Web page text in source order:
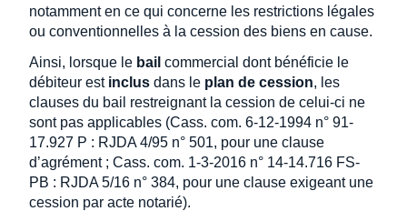
notamment en ce qui concerne les restrictions légales
ou conventionnelles à la cession des biens en cause.
Ainsi, lorsque le bail commercial dont bénéficie le
débiteur est inclus dans le plan de cession, les
clauses du bail restreignant la cession de celui-ci ne
sont pas applicables (Cass. com. 6-12-1994 n° 91-
17.927 P : RJDA 4/95 n° 501, pour une clause
d’agrément ; Cass. com. 1-3-2016 n° 14-14.716 FS-
PB : RJDA 5/16 n° 384, pour une clause exigeant une
cession par acte notarié).